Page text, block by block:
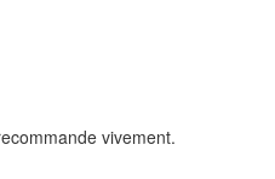
vivement.